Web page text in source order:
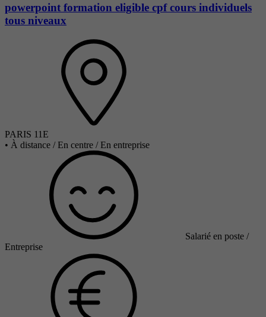
powerpoint formation eligible cpf cours individuels
tous niveaux
PARIS 11E
• À distance / En centre / En entreprise
Salarié en poste /
Entreprise